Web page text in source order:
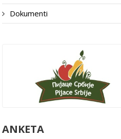
Dokumenti
ANKETA